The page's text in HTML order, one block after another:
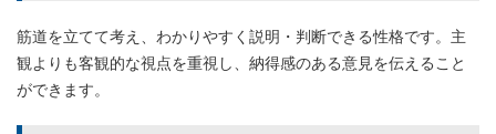
筋道を立てて考え、わかりやすく説明・判断できる性格です。主
観よりも客観的な視点を重視し、納得感のある意見を伝えること
ができます。